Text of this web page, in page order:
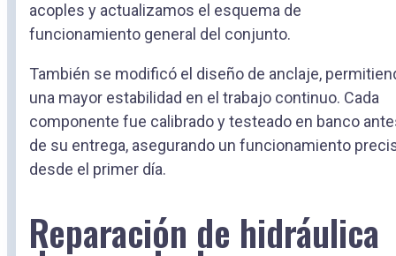
acoples y actualizamos el esquema de
funcionamiento general del conjunto.
También se modificó el diseño de anclaje,
una mayor estabilidad en el trabajo continuo. Cada
componente fue calibrado y testeado en banco
de su entrega, asegurando un funcionamiento
desde el primer día.
Reparación de hidráulica